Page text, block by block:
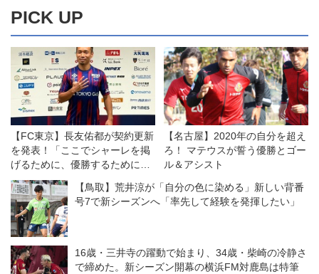
WCCF FOOTISTA 2019] | サッカ
ーマガジン編集部
Amazonでサッカーマガジン編集
部の月刊サッカーマガジン 2019
年 10 月号 特集:徹底研究「遠藤保
仁」大特集! [特別付録:オリジナル
FOOTIS...
PICK UP
【FC東京】長友佑都が契約更新
を発表！「ここでシャーレを掲
げるために、優勝するために戦
いたい」
【名古屋】2020年の自分を超え
ろ！ マテウスが誓う優勝とゴー
ル＆アシスト
【鳥取】荒井涼が「自分の色に染める」新しい背番
号7で新シーズンへ「率先して経験を発揮したい」
16歳・三井寺の躍動で始まり、34歳・柴崎の冷静さ
で締めた。新シーズン開幕の横浜FM対鹿島は特筆